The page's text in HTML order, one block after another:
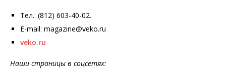
Тел.: (812) 603-40-02.
E-mail: magazine@veko.ru
veko.ru
Наши страницы в соцсетях: